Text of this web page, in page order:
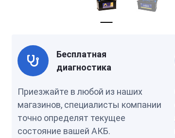
Бесплатная
диагностика
Приезжайте в любой из наших
магазинов, специалисты компании
точно определят текущее
состояние вашей АКБ.